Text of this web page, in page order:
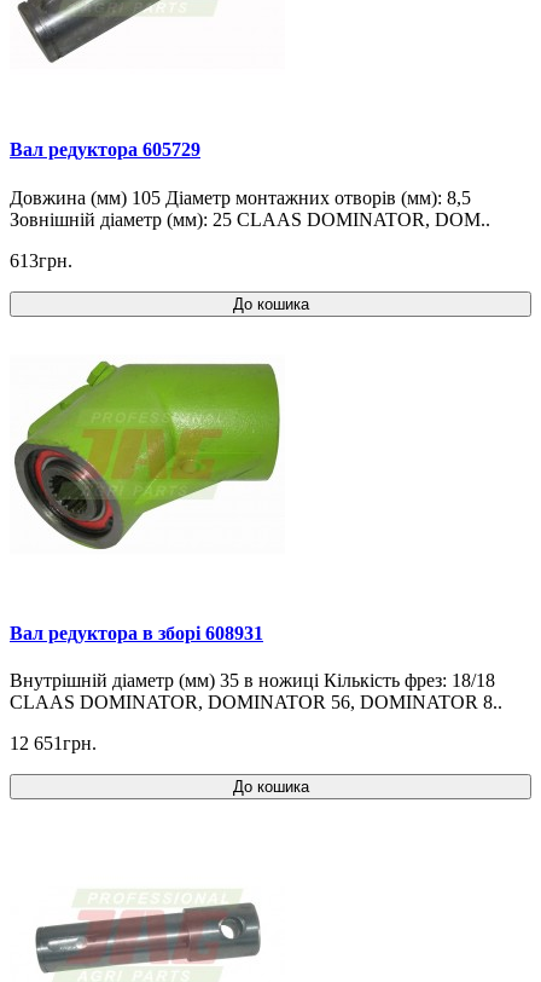
Вал редуктора 605729
Довжина (мм) 105 Діаметр монтажних отворів (мм): 8,5
Зовнішній діаметр (мм): 25 CLAAS DOMINATOR, DOM..
613грн.
До кошика
Вал редуктора в зборі 608931
Внутрішній діаметр (мм) 35 в ножиці Кількість фрез: 18/18
CLAAS DOMINATOR, DOMINATOR 56, DOMINATOR 8..
12 651грн.
До кошика